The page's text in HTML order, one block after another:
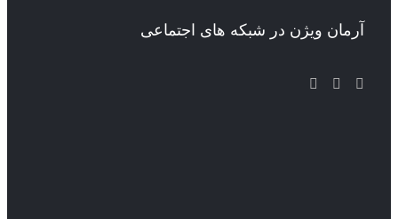
آرمان ویژن در شبکه های اجتماعی